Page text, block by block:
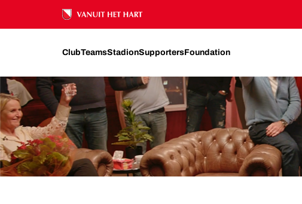
Ons nalatenschap
ClubTeamsStadionSupportersFoundation